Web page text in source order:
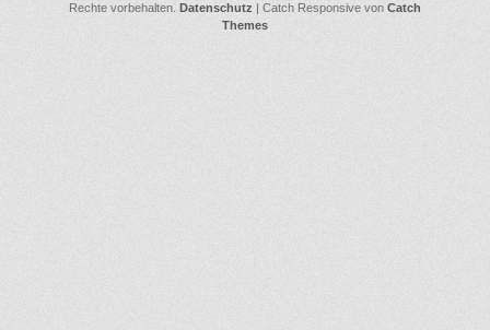
Rechte vorbehalten. Datenschutz | Catch Responsive von Catch
Themes